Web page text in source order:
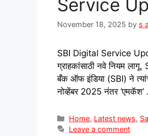
Service
November 18, 2025 by s
SBI Digital Service
ग्राहकांसाठी नवे नियम
बँक ऑफ इंडिया (SBI) ने
नोव्हेंबर 2025 नंतर
Categories
Home, Latest news,
Leave a comment